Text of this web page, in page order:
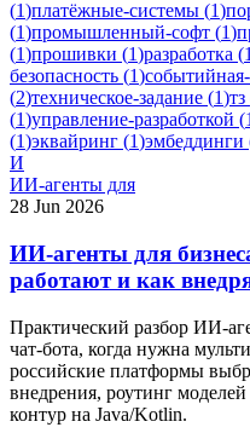
(1)платёжные-системы (1)
(1)промышленный-софт (1)
(1)прошивки (1)разработка (1
безопасность (1)
(2)техническое-задание (1)тз
(1)управление-разработкой (1
(1)эквайринг (1)эмбеддинги
И
ИИ-агенты для
28 Jun 2026
ИИ-агенты для
работают и как
Практический разбор ИИ-
чат-бота, когда нужна
российские платформы
внедрения, роутинг
контур на Java/Kotlin.